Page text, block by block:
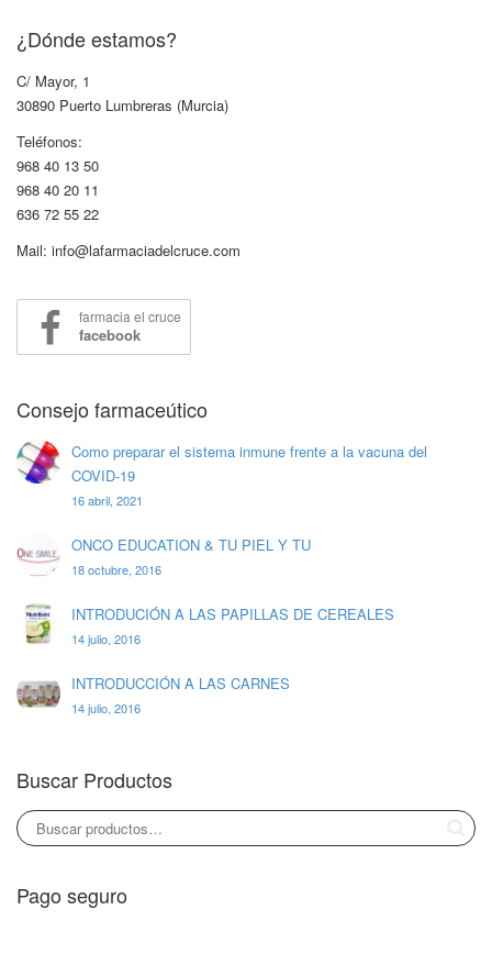
¿Dónde estamos?
C/ Mayor, 1
30890 Puerto Lumbreras (Murcia)
Teléfonos:
968 40 13 50
968 40 20 11
636 72 55 22
Mail: info@lafarmaciadelcruce.com
farmacia el cruce
facebook
Consejo farmaceútico
Como preparar el sistema inmune frente a la vacuna del
COVID-19
16 abril, 2021
ONCO EDUCATION & TU PIEL Y TU
18 octubre, 2016
INTRODUCIÓN A LAS PAPILLAS DE CEREALES
14 julio, 2016
INTRODUCCIÓN A LAS CARNES
14 julio, 2016
Buscar Productos
Pago seguro